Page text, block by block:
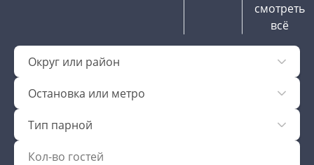
смотреть
всё
Округ или район
Остановка или метро
Тип парной